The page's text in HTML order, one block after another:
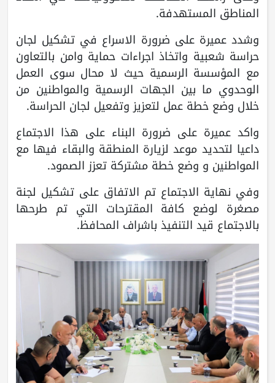
المناطق المستهدفة.
وشدد عميرة على ضرورة الاسراع في تشكيل لجان
حراسة شعبية واتخاذ اجراءات حماية وامن بالتعاون
مع المؤسسة الرسمية حيث لا محال سوى العمل
الوحدوي ما بين الجهات الرسمية والمواطنين من
خلال وضع خطة عمل لتعزيز وتفعيل لجان الحراسة.
واكد عميرة على ضرورة البناء على هذا الاجتماع
داعيا لتحديد موعد لزيارة المنطقة والبقاء فيها مع
المواطنين و وضع خطة مشتركة تعزز الصمود.
وفي نهاية الاجتماع تم الاتفاق على تشكيل لجنة
مصغرة لوضع كافة المقترحات التي تم طرحها
بالاجتماع قيد التنفيذ باشراف المحافظ.